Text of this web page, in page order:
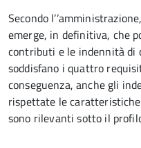
Secondo
emerge, in definitiva, che
contributi e le indennità di
soddisfano i quattro
conseguenza, anche gli
rispettate le
sono rilevanti sotto il